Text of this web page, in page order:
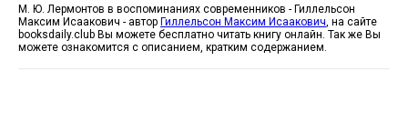
М. Ю. Лермонтов в воспоминаниях современников - Гиллельсон
Максим Исаакович - автор Гиллельсон Максим Исаакович, на сайте
booksdaily.club Вы можете бесплатно читать книгу онлайн. Так же Вы
можете ознакомится с описанием, кратким содержанием.